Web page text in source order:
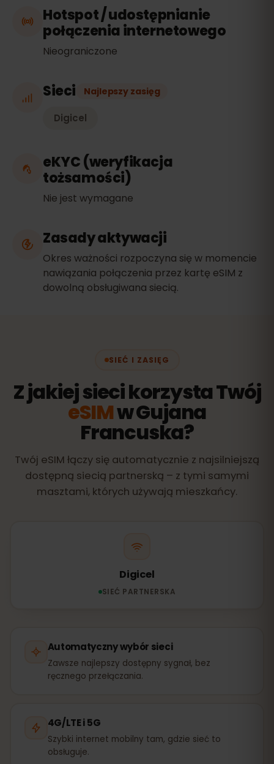
Hotspot / udostępnianie
połączenia internetowego
Nieograniczone
Sieci Najlepszy zasięg
Digicel
eKYC (weryfikacja
tożsamości)
Nie jest wymagane
Zasady aktywacji
Okres ważności rozpoczyna się w momencie
nawiązania połączenia przez kartę eSIM z
dowolną obsługiwana siecią.
SIEĆ I ZASIĘG
Z jakiej sieci korzysta Twój
eSIMw Gujana
Francuska?
Twój eSIM łączy się automatycznie z najsilniejszą
dostępną siecią partnerską – z tymi samymi
masztami, których używają mieszkańcy.
Digicel
SIEĆ PARTNERSKA
Automatyczny wybór sieci
Zawsze najlepszy dostępny sygnał, bez
ręcznego przełączania.
4G/LTE i 5G
Szybki internet mobilny tam, gdzie sieć to
obsługuje.